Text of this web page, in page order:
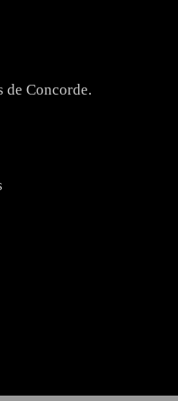
de Concorde.